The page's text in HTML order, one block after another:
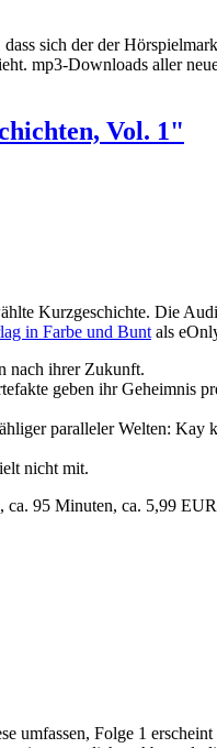
sich der der
mp3-Downloads aller
Vol. 1"
Kurzgeschichte. Die
in Farbe und Bunt als
nach ihrer Zukunft.
geben ihr Geheimnis
paralleler Welten: Kay
nicht mit.
ca. 95 Minuten, ca. 5,99
Folge 1